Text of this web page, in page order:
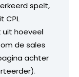
spelt,
CPL
hoeveel
de sales
achter